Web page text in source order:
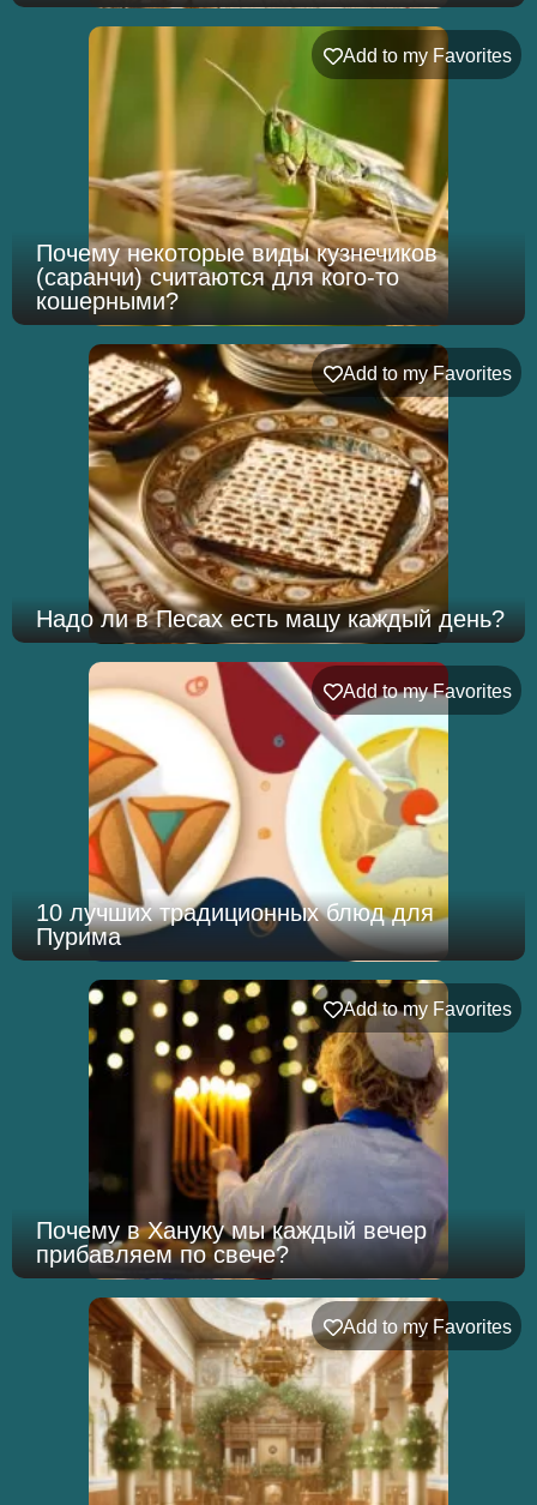
Add to my Favorites
Почему некоторые виды кузнечиков
(саранчи) считаются для кого-то
кошерными?
Add to my Favorites
Надо ли в Песах есть мацу каждый день?
Add to my Favorites
10 лучших традиционных блюд для
Пурима
Add to my Favorites
Почему в Хануку мы каждый вечер
прибавляем по свече?
Add to my Favorites